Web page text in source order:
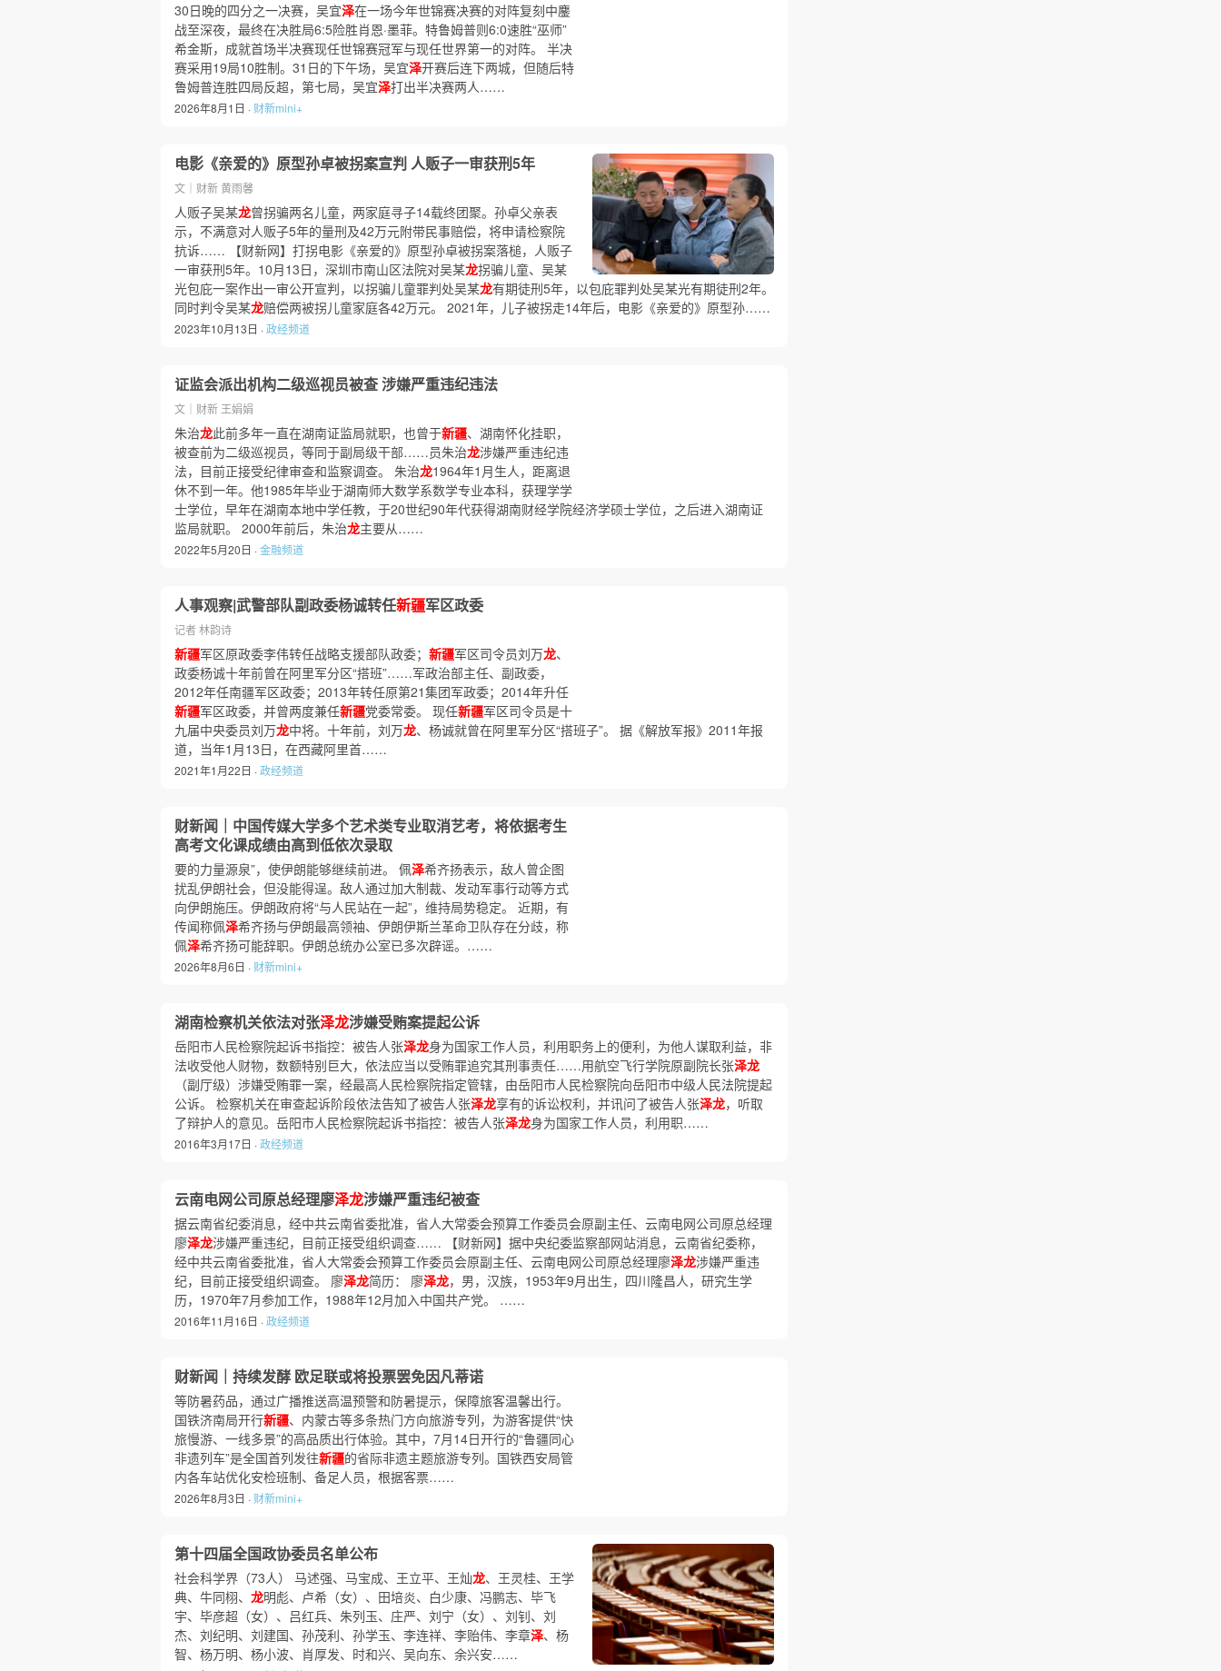
30日晚的四分之一决赛，吴宜泽在一场今年世锦赛决赛的对阵复刻中鏖
战至深夜，最终在决胜局6:5险胜肖恩·墨菲。特鲁姆普则6:0速胜“巫师”
希金斯，成就首场半决赛现任世锦赛冠军与现任世界第一的对阵。 半决
赛采用19局10胜制。31日的下午场，吴宜泽开赛后连下两城，但随后特
鲁姆普连胜四局反超，第七局，吴宜泽打出半决赛两人……
2026年8月1日 · 财新mini+
电影《亲爱的》原型孙卓被拐案宣判 人贩子一审获刑5年
文｜财新 黄雨馨
人贩子吴某龙曾拐骗两名儿童，两家庭寻子14载终团聚。孙卓父亲表
示，不满意对人贩子5年的量刑及42万元附带民事赔偿，将申请检察院
抗诉…… 【财新网】打拐电影《亲爱的》原型孙卓被拐案落槌，人贩子
一审获刑5年。10月13日，深圳市南山区法院对吴某龙拐骗儿童、吴某
光包庇一案作出一审公开宣判，以拐骗儿童罪判处吴某龙有期徒刑5年，以包庇罪判处吴某光有期徒刑2年。
同时判令吴某龙赔偿两被拐儿童家庭各42万元。 2021年，儿子被拐走14年后，电影《亲爱的》原型孙……
2023年10月13日 ·政经频道
证监会派出机构二级巡视员被查 涉嫌严重违纪违法
文｜财新 王娟娟
朱治龙此前多年一直在湖南证监局就职，也曾于新疆、湖南怀化挂职，
被查前为二级巡视员，等同于副局级干部……员朱治龙涉嫌严重违纪违
法，目前正接受纪律审查和监察调查。 朱治龙1964年1月生人，距离退
休不到一年。他1985年毕业于湖南师大数学系数学专业本科，获理学学
士学位，早年在湖南本地中学任教，于20世纪90年代获得湖南财经学院经济学硕士学位，之后进入湖南证
监局就职。 2000年前后，朱治龙主要从……
2022年5月20日 ·金融频道
人事观察|武警部队副政委杨诚转任新疆军区政委
记者 林韵诗
新疆军区原政委李伟转任战略支援部队政委； 新疆军区司令员刘万龙、
政委杨诚十年前曾在阿里军分区“搭班”……军政治部主任、副政委，
2012年任南疆军区政委；2013年转任原第21集团军政委；2014年升任
新疆军区政委，并曾两度兼任新疆党委常委。 现任新疆军区司令员是十
九届中央委员刘万龙中将。十年前，刘万龙、杨诚就曾在阿里军分区“搭班子”。 据《解放军报》2011年报
道，当年1月13日，在西藏阿里首……
2021年1月22日 ·政经频道
财新闻｜中国传媒大学多个艺术类专业取消艺考，将依据考生
高考文化课成绩由高到低依次录取
要的力量源泉”，使伊朗能够继续前进。 佩泽希齐扬表示，敌人曾企图
扰乱伊朗社会，但没能得逞。敌人通过加大制裁、发动军事行动等方式
向伊朗施压。伊朗政府将“与人民站在一起”，维持局势稳定。 近期，有
传闻称佩泽希齐扬与伊朗最高领袖、伊朗伊斯兰革命卫队存在分歧，称
佩泽希齐扬可能辞职。伊朗总统办公室已多次辟谣。……
2026年8月6日 · 财新mini+
湖南检察机关依法对张泽龙涉嫌受贿案提起公诉
岳阳市人民检察院起诉书指控：被告人张泽龙身为国家工作人员，利用职务上的便利，为他人谋取利益，非
法收受他人财物，数额特别巨大，依法应当以受贿罪追究其刑事责任……用航空飞行学院原副院长张泽龙
（副厅级）涉嫌受贿罪一案，经最高人民检察院指定管辖，由岳阳市人民检察院向岳阳市中级人民法院提起
公诉。 检察机关在审查起诉阶段依法告知了被告人张泽龙享有的诉讼权利，并讯问了被告人张泽龙，听取
了辩护人的意见。岳阳市人民检察院起诉书指控：被告人张泽龙身为国家工作人员，利用职……
2016年3月17日 ·政经频道
云南电网公司原总经理廖泽龙涉嫌严重违纪被查
据云南省纪委消息，经中共云南省委批准，省人大常委会预算工作委员会原副主任、云南电网公司原总经理
廖泽龙涉嫌严重违纪，目前正接受组织调查…… 【财新网】据中央纪委监察部网站消息，云南省纪委称，
经中共云南省委批准，省人大常委会预算工作委员会原副主任、云南电网公司原总经理廖泽龙涉嫌严重违
纪，目前正接受组织调查。 廖泽龙简历： 廖泽龙，男，汉族，1953年9月出生，四川隆昌人，研究生学
历，1970年7月参加工作，1988年12月加入中国共产党。 ……
2016年11月16日 ·政经频道
财新闻｜持续发酵 欧足联或将投票罢免因凡蒂诺
等防暑药品，通过广播推送高温预警和防暑提示，保障旅客温馨出行。
国铁济南局开行新疆、内蒙古等多条热门方向旅游专列，为游客提供“快
旅慢游、一线多景”的高品质出行体验。其中，7月14日开行的“鲁疆同心
非遗列车”是全国首列发往新疆的省际非遗主题旅游专列。国铁西安局管
内各车站优化安检班制、备足人员，根据客票……
2026年8月3日 · 财新mini+
第十四届全国政协委员名单公布
社会科学界（73人） 马述强、马宝成、王立平、王灿龙、王灵桂、王学
典、牛同栩、 龙明彪、卢希（女）、田培炎、白少康、冯鹏志、毕飞
宇、毕彦超（女）、吕红兵、朱列玉、庄严、刘宁（女）、刘钊、刘
杰、刘纪明、刘建国、孙茂利、孙学玉、李连祥、李贻伟、李章泽、杨
智、杨万明、杨小波、肖厚发、时和兴、吴向东、余兴安……